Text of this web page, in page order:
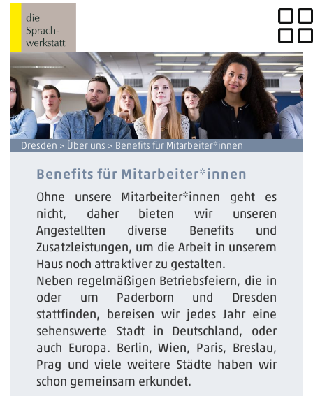
Dresden > Über uns > Benefits für Mitarbeiter*innen
Benefits für Mitarbeiter*innen
Ohne unsere Mitarbeiter*innen geht es
nicht, daher bieten wir unseren
Angestellten diverse Benefits und
Zusatzleistungen, um die Arbeit in unserem
Haus noch attraktiver zu gestalten.
Neben regelmäßigen Betriebsfeiern, die in
oder um Paderborn und Dresden
stattfinden, bereisen wir jedes Jahr eine
sehenswerte Stadt in Deutschland, oder
auch Europa. Berlin, Wien, Paris, Breslau,
Prag und viele weitere Städte haben wir
schon gemeinsam erkundet.